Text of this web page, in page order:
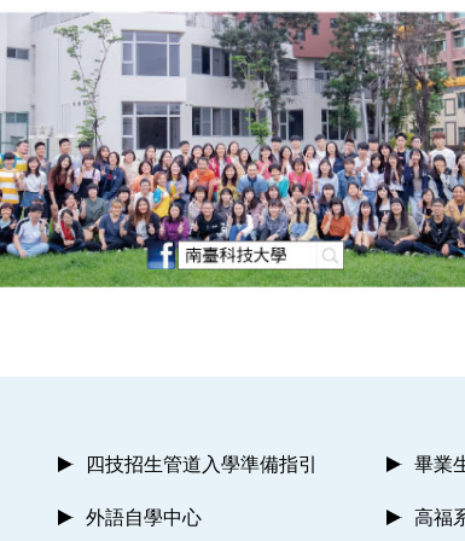
四技招生管道入學準備指引 畢業
外語自學中心
高福